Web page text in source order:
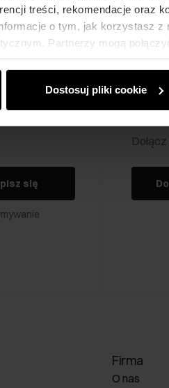
treści, rekomendacje oraz
o tym, jak korzystasz z
Partnerzy mogą
z ich usług.
Dostosuj pliki cookie
się
Klub
Firma
O nas